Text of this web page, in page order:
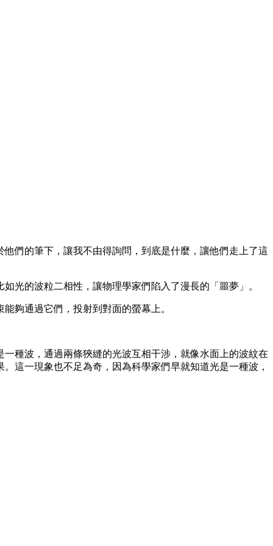
們的筆下，讓我不由得詢問，到底是什麼，讓他們走上了這
光的波粒二相性，讓物理學家們陷入了漫長的「噩夢」。
夠通過它們，投射到對面的螢幕上。
種波，通過兩條狹縫的光波互相干涉，就像水面上的波紋在
這一現象也不足為奇，因為科學家們早就知道光是一種波，